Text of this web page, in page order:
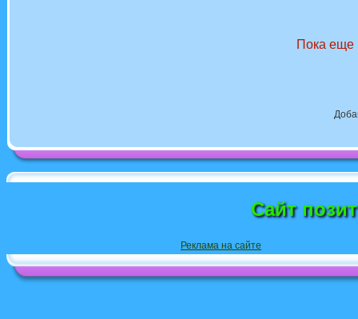
Пока еще
Сайт
Реклама на сайте